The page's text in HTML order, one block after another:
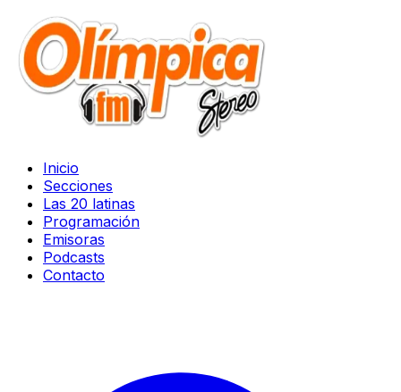
Inicio
Secciones
Las 20 latinas
Programación
Emisoras
Podcasts
Contacto